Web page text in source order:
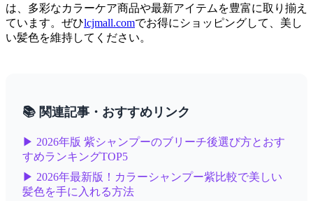
は、多彩なカラーケア商品や最新アイテムを豊富に取り揃え
ています。ぜひlcjmall.comでお得にショッピングして、美し
い髪色を維持してください。
📚 関連記事・おすすめリンク
▶ 2026年版 紫シャンプーのブリーチ後選び方とおす
すめランキングTOP5
▶ 2026年最新版！カラーシャンプー紫比較で美しい
髪色を手に入れる方法